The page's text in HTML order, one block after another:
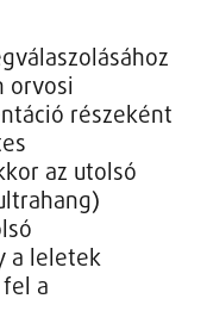
orvosi
részeként
az utolsó
a leletek
a